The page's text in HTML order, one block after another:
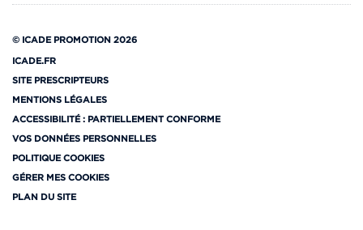
© ICADE PROMOTION 2026
ICADE.FR
SITE PRESCRIPTEURS
MENTIONS LÉGALES
ACCESSIBILITÉ : PARTIELLEMENT CONFORME
VOS DONNÉES PERSONNELLES
POLITIQUE COOKIES
GÉRER MES COOKIES
PLAN DU SITE